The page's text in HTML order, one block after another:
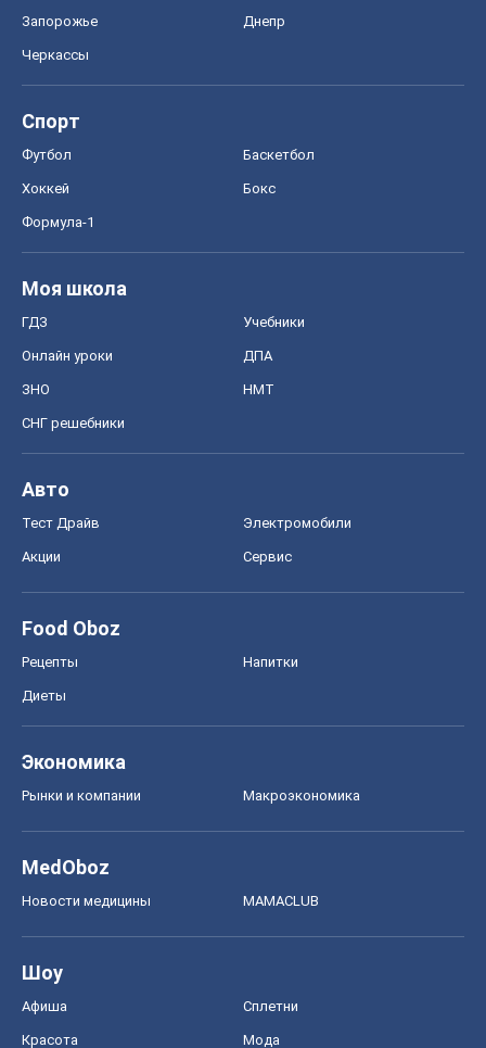
Запорожье Днепр
Черкассы
Спорт
Футбол Баскетбол
Хоккей Бокс
Формула-1
Моя школа
ГДЗ Учебники
Онлайн уроки ДПА
ЗНО НМТ
СНГ решебники
Авто
Тест Драйв Электромобили
Акции Сервис
Food Oboz
Рецепты Напитки
Диеты
Экономика
Рынки и компании Mакроэкономика
MedOboz
Новости медицины MAMACLUB
Шоу
Афиша Сплетни
Красота Мода